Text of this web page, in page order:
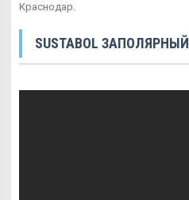
Краснодар.
SUSTABOL ЗАПОЛЯРНЫЙ